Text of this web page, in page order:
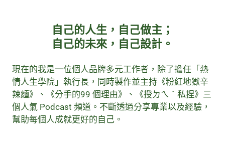
自己的人生，自己做主；
自己的未來，自己設計。
現在的我是一位個人品牌多元工作者，除了擔任「熱
情人生學院」執行長，同時製作並主持《粉紅地獄辛
辣麵》、《分手的99 個理由》、《授ㄉㄟ ˇ 私捏》三
個人氣 Podcast 頻道。不斷透過分享專業以及經驗，
幫助每個人成就更好的自己。